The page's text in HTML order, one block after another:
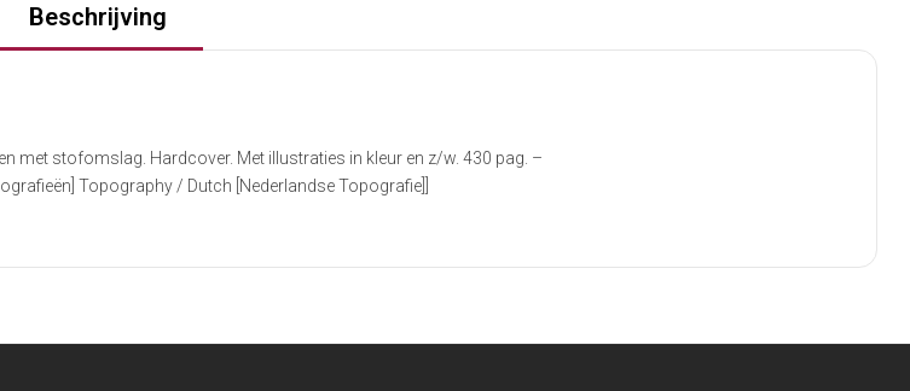
Beschrijving
met stofomslag. Hardcover. Met illustraties in kleur en z/w. 430 pag. –
Topography / Dutch [Nederlandse Topografie]]